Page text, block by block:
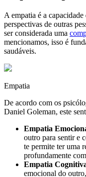
A empatia é a
perspectivas de outras
ser considerada uma
mencionamos, isso é
saudáveis.
Empatia
De acordo com os
Daniel Goleman, este
Empatia
outro para sentir e
te permite ter uma
profundamente
Empatia
emocional do